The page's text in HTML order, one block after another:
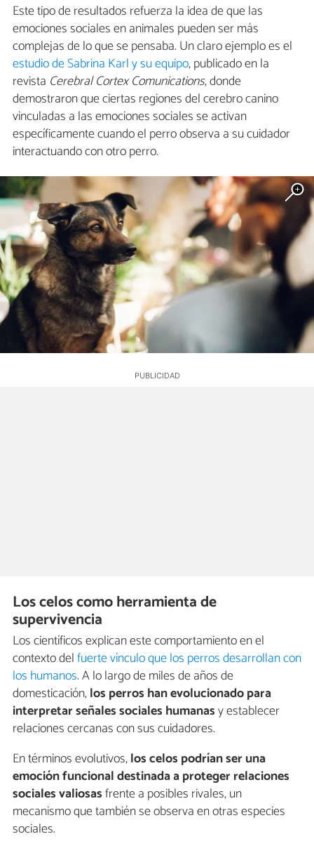
Este tipo de resultados refuerza la idea de que las
emociones sociales en animales pueden ser más
complejas de lo que se pensaba. Un claro ejemplo es el
estudio de Sabrina Karl y su equipo, publicado en la
revista Cerebral Cortex Comunications, donde
demostraron que ciertas regiones del cerebro canino
vinculadas a las emociones sociales se activan
específicamente cuando el perro observa a su cuidador
interactuando con otro perro.
Los celos como herramienta de
supervivencia
Los científicos explican este comportamiento en el
contexto delfuerte vínculo que los perros desarrollan con
los humanos. A lo largo de miles de años de
domesticación,los perros han evolucionado para
interpretar señales sociales humanasy establecer
relaciones cercanas con sus cuidadores.
En términos evolutivos,los celos podrían seruna
emoción funcionaldestinada a proteger relaciones
sociales valiosasfrente a posibles rivales, un
mecanismo que también se observa en otras especies
sociales.